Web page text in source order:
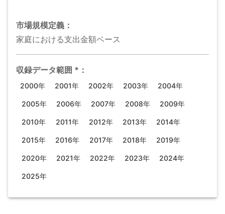
市場規模定義：
家庭における支出金額ベース
収録データ範囲 * ：
2000年 2001年 2002年 2003年 2004年
2005年 2006年 2007年 2008年 2009年
2010年 2011年 2012年 2013年 2014年
2015年 2016年 2017年 2018年 2019年
2020年 2021年 2022年 2023年 2024年
2025年